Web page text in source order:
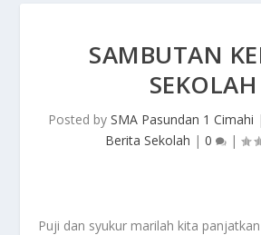
SAMBUTAN
SEKOLAH
Posted by SMA Pasundan 1 Cimahi
Berita Sekolah | 0 |
Puji dan syukur marilah kita